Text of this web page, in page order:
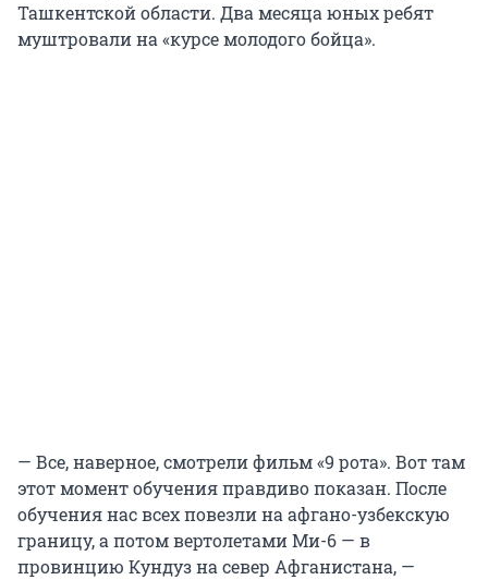
Ташкентской области. Два месяца юных ребят
муштровали на «курсе молодого бойца».
— Все, наверное, смотрели фильм «9 рота». Вот там
этот момент обучения правдиво показан. После
обучения нас всех повезли на афгано-узбекскую
границу, а потом вертолетами Ми-6 — в
провинцию Кундуз на север Афганистана, —